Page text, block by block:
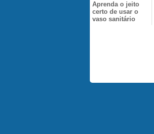
Aprenda o jeito
certo de usar o
vaso sanitário